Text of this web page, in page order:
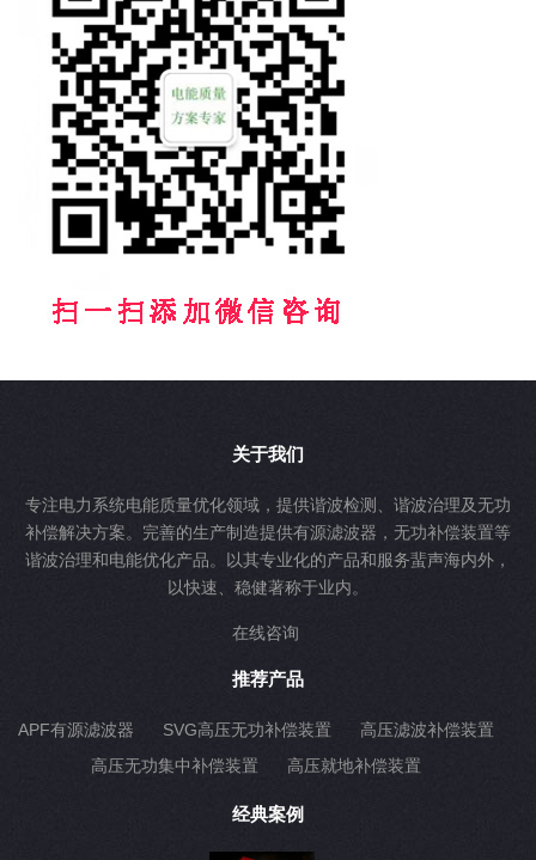
关于我们
专注电力系统电能质量优化领域，提供谐波检测、谐波治理及无功
补偿解决方案。完善的生产制造提供有源滤波器，无功补偿装置等
谐波治理和电能优化产品。以其专业化的产品和服务蜚声海内外，
以快速、稳健著称于业内。
在线咨询
推荐产品
APF有源滤波器 SVG高压无功补偿装置
高压滤波补偿装置
高压无功集中补偿装置
高压就地补偿装置
经典案例